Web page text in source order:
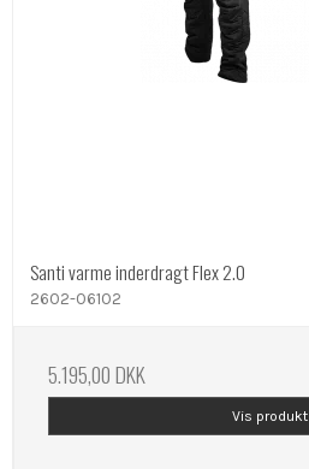
Santi varme inderdragt Flex 2.0
2602-06102
5.195,00 DKK
Vis produkt